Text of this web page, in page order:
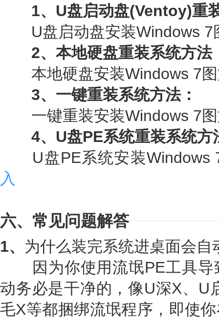
1、U盘启动盘(Ventoy)重
U盘启动盘安装Windows 7
2、本地硬盘重装系统方法
本地硬盘安装Windows 7图
3、一键重装系统方法：
一键重装安装Windows 7图
4、U盘PE系统重装系统方
U盘PE系统安装Windows
入
六、常见问题解答
1、 为什么装完系统进桌面会
因为你使用流氓PE工具导
动务必是干净的，像U深X、U
毛X等都捆绑流氓程序，即使